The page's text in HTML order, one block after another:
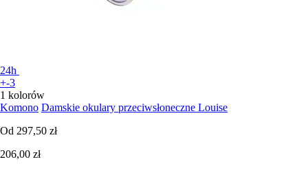
24h
+-3
1 kolorów
Komono Damskie okulary przeciwsłoneczne Louise
Od 297,50 zł
206,00 zł